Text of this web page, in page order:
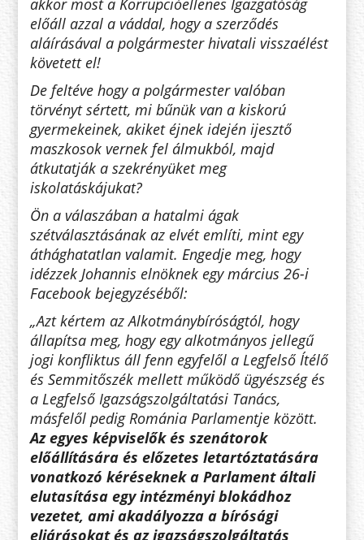
akkor most a Korrupcióellenes Igazgatóság
előáll azzal a váddal, hogy a szerződés
aláírásával a polgármester hivatali visszaélést
követett el!
De feltéve hogy a polgármester valóban
törvényt sértett, mi bűnük van a kiskorú
gyermekeinek, akiket éjnek idején ijesztő
maszkosok vernek fel álmukból, majd
átkutatják a szekrényüket meg
iskolatáskájukat?
Ön a válaszában a hatalmi ágak
szétválasztásának az elvét említi, mint egy
áthághatatlan valamit. Engedje meg, hogy
idézzek Johannis elnöknek egy március 26-i
Facebook bejegyzéséből:
„Azt kértem az Alkotmánybíróságtól, hogy
állapítsa meg, hogy egy alkotmányos jellegű
jogi konfliktus áll fenn egyfelől a Legfelső Ítélő
és Semmitőszék mellett működő ügyészség és
a Legfelső Igazságszolgáltatási Tanács,
másfelől pedig Románia Parlamentje között.
Az egyes képviselők és szenátorok
előállítására és előzetes letartóztatására
vonatkozó kéréseknek a Parlament általi
elutasítása egy intézményi blokádhoz
vezetet, ami akadályozza a bírósági
eljárásokat és az igazságszolgáltatás